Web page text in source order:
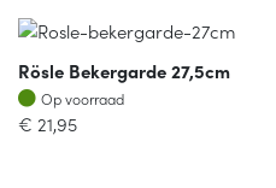
Rösle Bekergarde 27,5cm
Op voorraad
Op voorraad
€ 21,95